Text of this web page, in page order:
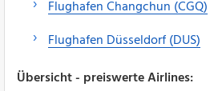
Flughafen Changchun (CGQ)
Flughafen Düsseldorf (DUS)
Übersicht - preiswerte Airlines: